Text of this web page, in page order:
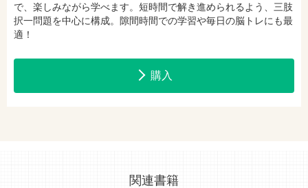
で、楽しみながら学べます。短時間で解き進められるよう、三肢
択一問題を中心に構成。隙間時間での学習や毎日の脳トレにも最
適！
購入
hontoで購入 ヨドバシ.comで購入
関連書籍